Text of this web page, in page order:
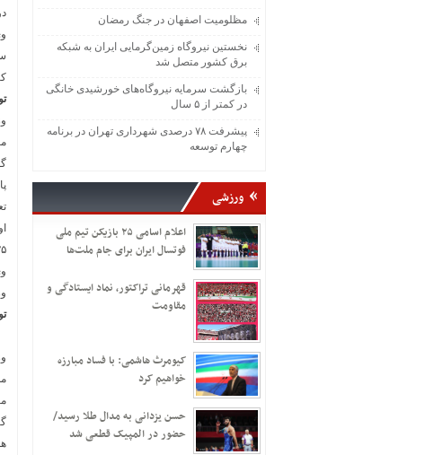
مظلومیت اصفهان در جنگ رمضان
نخستین نیروگاه زمین‌گرمایی ایران به شبکه
برق کشور متصل شد
بازگشت سرمایه نیروگاه‌های خورشیدی خانگی
در کمتر از ۵ سال
پیشرفت ۷۸ درصدی شهرداری تهران در برنامه
چهارم توسعه
ورزشی
اعلام اسامی ۲۵ بازیکن تیم ملی
فوتسال ایران برای جام ملت‌ها
قهرمانی تراکتور، نماد ایستادگی و
مقاومت
کیومرث هاشمی: با فساد مبارزه
خواهیم کرد
حسن یزدانی به مدال طلا رسید/
حضور در المپیک قطعی شد